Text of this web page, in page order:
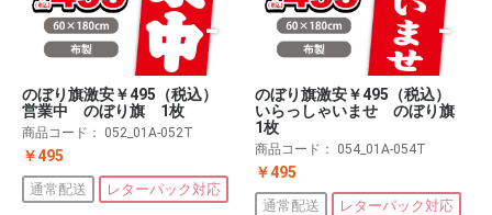
のぼり旗激安￥495（税込）
営業中 のぼり旗 1枚
商品コード： 052_01A-052T
￥495
通常配送 レターパック対応
のぼり旗激安￥495（税込）
いらっしゃいませ のぼり旗
1枚
商品コード： 054_01A-054T
￥495
通常配送 レターパック対応